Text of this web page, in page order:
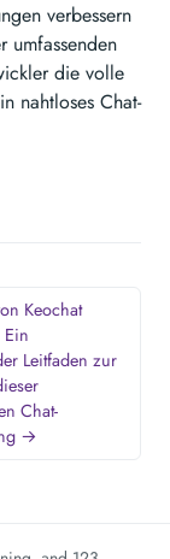
verbessern
umfassenden
die volle
nahtloses Chat-
Keochat
Ein
Leitfaden zur
Chat-
→